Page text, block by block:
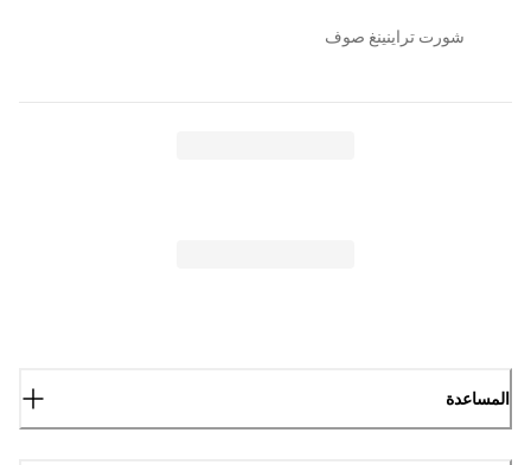
شورت تراينينغ صوف
المساعدة